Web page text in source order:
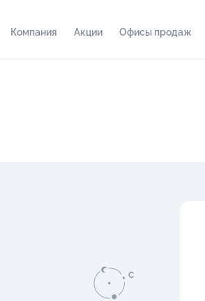
Компания Акции Офисы продаж
C